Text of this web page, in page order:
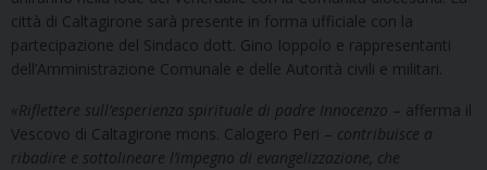
città di Caltagirone sarà presente in forma ufficiale con la
partecipazione del Sindaco dott. Gino Ioppolo e rappresentanti
dell’Amministrazione Comunale e delle Autorità civili e militari.
«Riflettere sull’esperienza spirituale di padre Innocenzo – afferma il
Vescovo di Caltagirone mons. Calogero Peri – contribuisce a
ribadire e sottolineare l’impegno di evangelizzazione, che